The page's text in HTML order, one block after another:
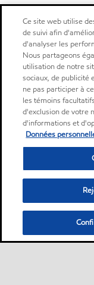
Ce site web utilise
de suivi afin
d'analyser les
Nous partageons
utilisation de notre
sociaux, de publicité
ne pas participer à
les témoins
d'exclusion de votre
d'informations et
Données